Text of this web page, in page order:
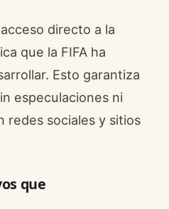
directo a la
que la FIFA ha
Esto garantiza
especulaciones ni
redes sociales y sitios
que